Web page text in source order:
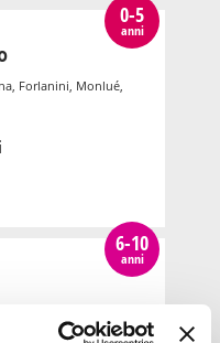
0-5
anni
Forlanini, Monlué,
6-10
anni